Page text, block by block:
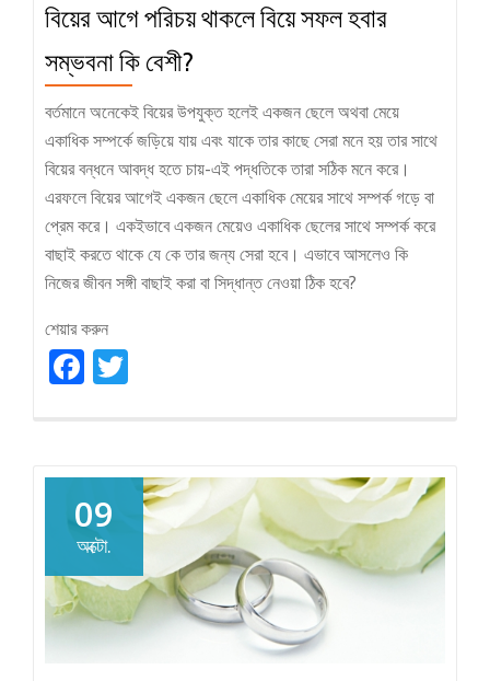
বিয়ের আগে পরিচয় থাকলে বিয়ে সফল হবার
সম্ভবনা কি বেশী?
বর্তমানে অনেকেই বিয়ের উপযুক্ত হলেই একজন ছেলে অথবা মেয়ে
একাধিক সম্পর্কে জড়িয়ে যায় এবং যাকে তার কাছে সেরা মনে হয় তার সাথে
বিয়ের বন্ধনে আবদ্ধ হতে চায়-এই পদ্ধতিকে তারা সঠিক মনে করে।
এরফলে বিয়ের আগেই একজন ছেলে একাধিক মেয়ের সাথে সম্পর্ক গড়ে বা
প্রেম করে। একইভাবে একজন মেয়েও একাধিক ছেলের সাথে সম্পর্ক করে
বাছাই করতে থাকে যে কে তার জন্য সেরা হবে। এভাবে আসলেও কি
নিজের জীবন সঙ্গী বাছাই করা বা সিদ্ধান্ত নেওয়া ঠিক হবে?
শেয়ার করুন
Facebook
09
অক্টো.